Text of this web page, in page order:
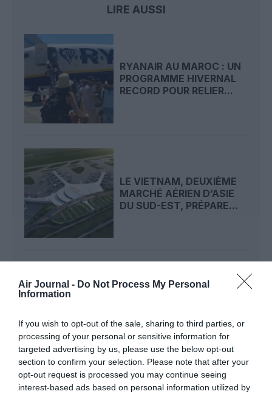
Air Journal - Do Not Process My Personal
Information
If you wish to opt-out of the sale, sharing to third parties, or
processing of your personal or sensitive information for
targeted advertising by us, please use the below opt-out
section to confirm your selection. Please note that after your
opt-out request is processed you may continue seeing
interest-based ads based on personal information utilized by
LIRE AUSSI
RYANAIR AU MAROC : UN
PROGRAMME HIVERNAL
RECORD POUR RELIER...
LE VIETNAM, DEUXIÈME
MARCHÉ AÉRIEN D’ASIE
DU SUD-EST, PRÉPARE...
737 MAX DANS LE...